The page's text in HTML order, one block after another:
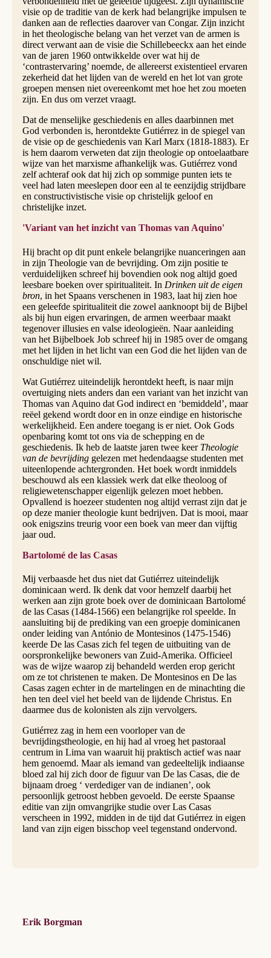
visie op de traditie van de kerk had belangrijke impulsen te
danken aan de reflecties daarover van Congar. Zijn inzicht
in het theologische belang van het verzet van de armen is
direct verwant aan de visie die Schillebeeckx aan het einde
van de jaren 1960 ontwikkelde over wat hij de
‘contrastervaring’ noemde, de allereerst existentieel ervaren
zekerheid dat het lijden van de wereld en het lot van grote
groepen mensen niet overeenkomt met hoe het zou moeten
zijn. En dus om verzet vraagt.
Dat de menselijke geschiedenis en alles daarbinnen met
God verbonden is, herontdekte Gutiérrez in de spiegel van
de visie op de geschiedenis van Karl Marx (1818-1883). Er
is hem daarom verweten dat zijn theologie op ontoelaatbare
wijze van het marxisme afhankelijk was. Gutiérrez vond
zelf achteraf ook dat hij zich op sommige punten iets te
veel had laten meeslepen door een al te eenzijdig strijdbare
en constructivistische visie op christelijk geloof en
christelijke inzet.
'Variant van het inzicht van Thomas van Aquino'
Hij bracht op dit punt enkele belangrijke nuanceringen aan
in zijn Theologie van de bevrijding. Om zijn positie te
verduidelijken schreef hij bovendien ook nog altijd goed
leesbare boeken over spiritualiteit. In Drinken uit de eigen
bron, in het Spaans verschenen in 1983, laat hij zien hoe
een geleefde spiritualiteit die zowel aanknoopt bij de Bijbel
als bij hun eigen ervaringen, de armen weerbaar maakt
tegenover illusies en valse ideologieën. Naar aanleiding
van het Bijbelboek Job schreef hij in 1985 over de omgang
met het lijden in het licht van een God die het lijden van de
onschuldige niet wil.
Wat Gutiérrez uiteindelijk herontdekt heeft, is naar mijn
overtuiging niets anders dan een variant van het inzicht van
Thomas van Aquino dat God indirect en ‘bemiddeld’, maar
reëel gekend wordt door en in onze eindige en historische
werkelijkheid. Een andere toegang is er niet. Ook Gods
openbaring komt tot ons via de schepping en de
geschiedenis. Ik heb de laatste jaren twee keer Theologie
van de bevrijdinggelezen met hedendaagse studenten met
uiteenlopende achtergronden. Het boek wordt inmiddels
beschouwd als een klassiek werk dat elke theoloog of
religiewetenschapper eigenlijk gelezen moet hebben.
Opvallend is hoezeer studenten nog altijd verrast zijn dat je
op deze manier theologie kunt bedrijven. Dat is mooi, maar
ook enigszins treurig voor een boek van meer dan vijftig
jaar oud.
Bartolomé de las Casas
Mij verbaasde het dus niet dat Gutiérrez uiteindelijk
dominicaan werd. Ik denk dat voor hemzelf daarbij het
werken aan zijn grote boek over de dominicaan Bartolomé
de las Casas (1484-1566) een belangrijke rol speelde. In
aansluiting bij de prediking van een groepje dominicanen
onder leiding van António de Montesinos (1475-1546)
keerde De las Casas zich fel tegen de uitbuiting van de
oorspronkelijke bewoners van Zuid-Amerika. Officieel
was de wijze waarop zij behandeld werden erop gericht
om ze tot christenen te maken. De Montesinos en De las
Casas zagen echter in de martelingen en de minachting die
hen ten deel viel het beeld van de lijdende Christus. En
daarmee dus de kolonisten als zijn vervolgers.
Gutiérrez zag in hem een voorloper van de
bevrijdingstheologie, en hij had al vroeg het pastoraal
centrum in Lima van waaruit hij praktisch actief was naar
hem genoemd. Maar als iemand van gedeeltelijk indiaanse
bloed zal hij zich door de figuur van De las Casas, die de
bijnaam droeg ‘ verdediger van de indianen’, ook
persoonlijk getroost hebben gevoeld. De eerste Spaanse
editie van zijn omvangrijke studie over Las Casas
verscheen in 1992, midden in de tijd dat Gutiérrez in eigen
land van zijn eigen bisschop veel tegenstand ondervond.
Erik Borgman